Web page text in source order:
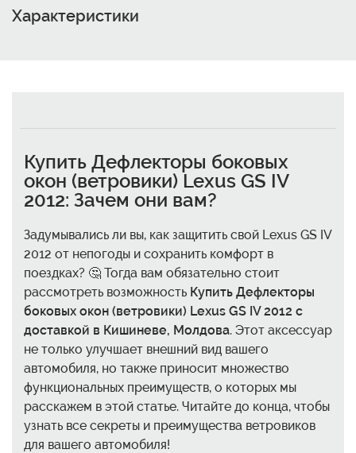
Характеристики
Купить Дефлекторы боковых
окон (ветровики) Lexus GS IV
2012: Зачем они вам?
Задумывались ли вы, как защитить свой Lexus GS IV
2012 от непогоды и сохранить комфорт в
поездках? 🤔 Тогда вам обязательно стоит
рассмотреть возможность Купить Дефлекторы
боковых окон (ветровики) Lexus GS IV 2012 с
доставкой в Кишиневе, Молдова. Этот аксессуар
не только улучшает внешний вид вашего
автомобиля, но также приносит множество
функциональных преимуществ, о которых мы
расскажем в этой статье. Читайте до конца, чтобы
узнать все секреты и преимущества ветровиков
для вашего автомобиля!